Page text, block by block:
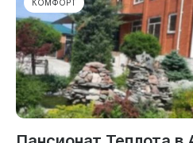
КОМФОРТ